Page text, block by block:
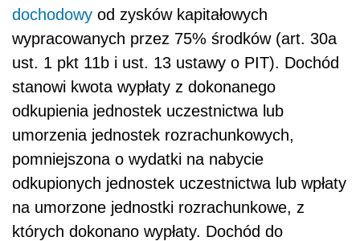
dochodowy od zysków kapitałowych
wypracowanych przez 75% środków (art. 30a
ust. 1 pkt 11b i ust. 13 ustawy o PIT). Dochód
stanowi kwota wypłaty z dokonanego
odkupienia jednostek uczestnictwa lub
umorzenia jednostek rozrachunkowych,
pomniejszona o wydatki na nabycie
odkupionych jednostek uczestnictwa lub wpłaty
na umorzone jednostki rozrachunkowe, z
których dokonano wypłaty. Dochód do